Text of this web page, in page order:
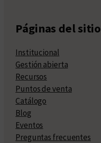
Páginas del sitio
Institucional
Gestión abierta
Recursos
Puntos de venta
Catálogo
Blog
Eventos
Preguntas frecuentes